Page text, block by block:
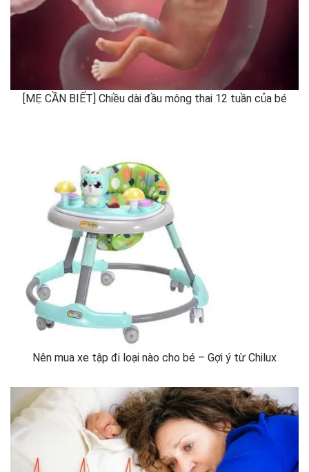
[MẸ CẦN BIẾT] Chiều dài đầu mông thai 12 tuần của bé
Nên mua xe tập đi loại nào cho bé – Gợi ý từ Chilux